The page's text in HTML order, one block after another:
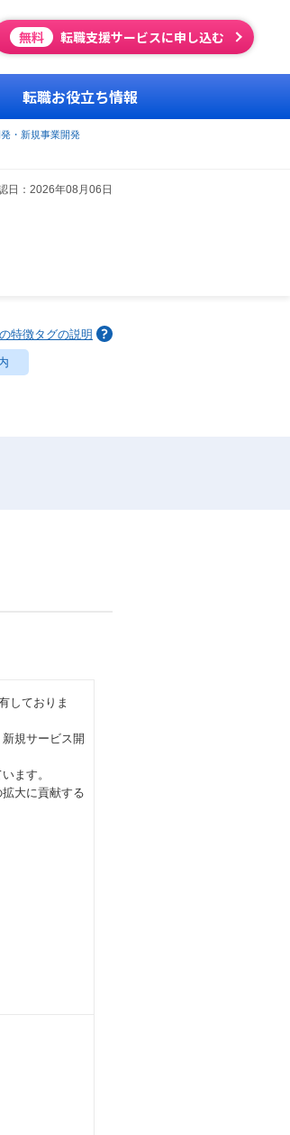
無料 転職支援サービスに申し込む
転職お役立ち情報
・新規事業開発
日：2026年08月06日
特徴タグの説明
しておりま
規サービス開
ます。
大に貢献する